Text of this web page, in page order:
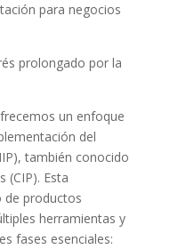
para negocios
prolongado por la
un enfoque
del
también conocido
(CIP). Esta
de productos
herramientas y
fases esenciales: